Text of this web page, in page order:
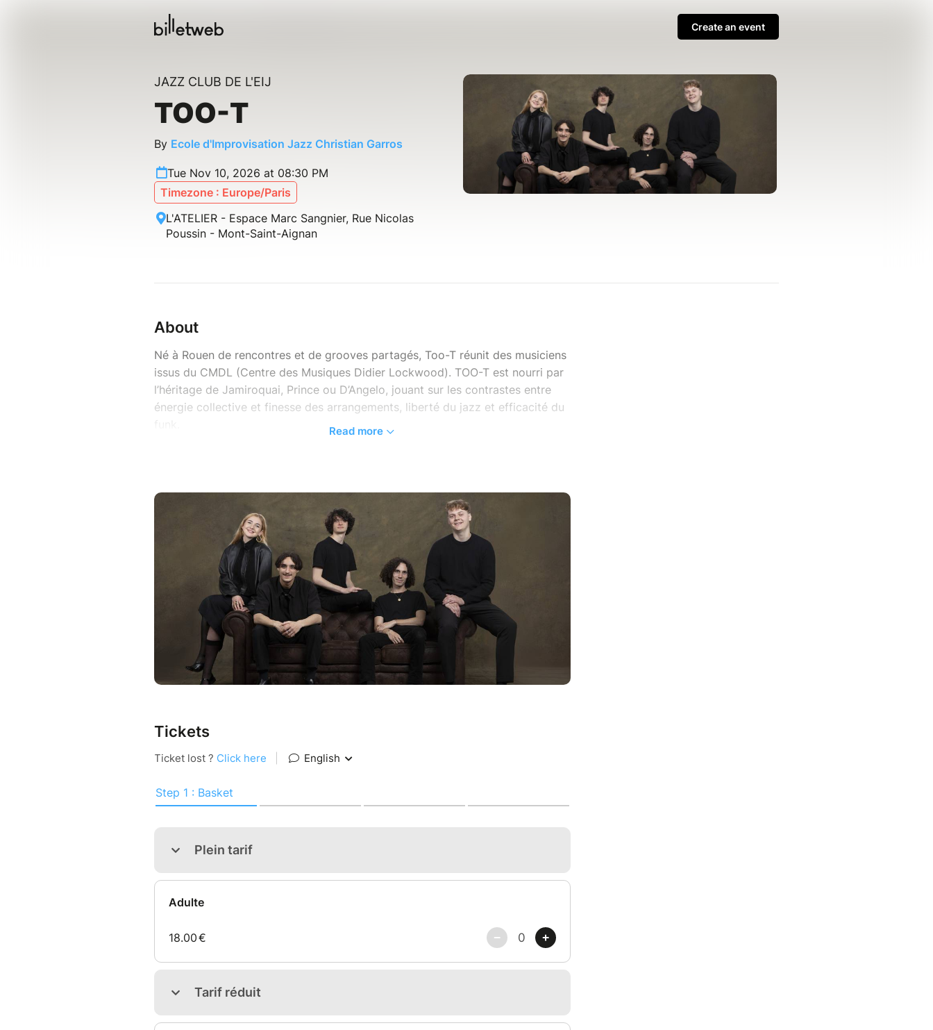
Create an event
JAZZ CLUB DE L'EIJ
TOO-T
By Ecole d'Improvisation Jazz Christian Garros
Tue Nov 10, 2026 at 08:30 PM
Timezone : Europe/Paris
L'ATELIER - Espace Marc Sangnier, Rue Nicolas
Poussin - Mont-Saint-Aignan
About
Né à Rouen de rencontres et de grooves partagés, Too-T réunit des musiciens
issus du CMDL (Centre des Musiques Didier Lockwood). TOO-T est nourri par
l’héritage de Jamiroquai, Prince ou D’Angelo, jouant sur les contrastes entre
énergie collective et finesse des arrangements, liberté du jazz et efficacité du
Lucile Grolleau : Chant
Pierre Andrin : Guitare
Rayan Besançon : Basse
Mattéo Fossati : Batterie
Bastien Walczak-Richard : Claviers
Placement libre et assis
Read more
Tickets